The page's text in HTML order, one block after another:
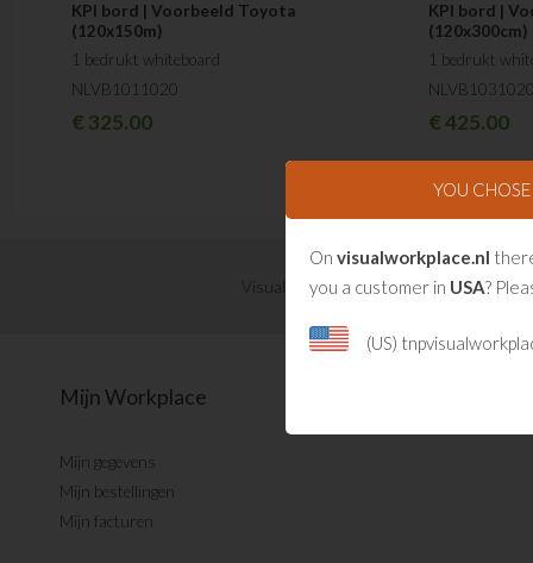
KPI bord | Voorbeeld Toyota
(120x150m)
1 bedrukt whiteboard
NLVB1011020
€325.00
KPI bord |
(120x300cm)
1 bedrukt
€425.00
Visual Management updates ontvangen?
Mijn Workplace
Mijn gegevens
Mijn bestellingen
Mijn facturen
YOU CHOSE
On visualworkplace.nl
you a customer in USA?
(US)